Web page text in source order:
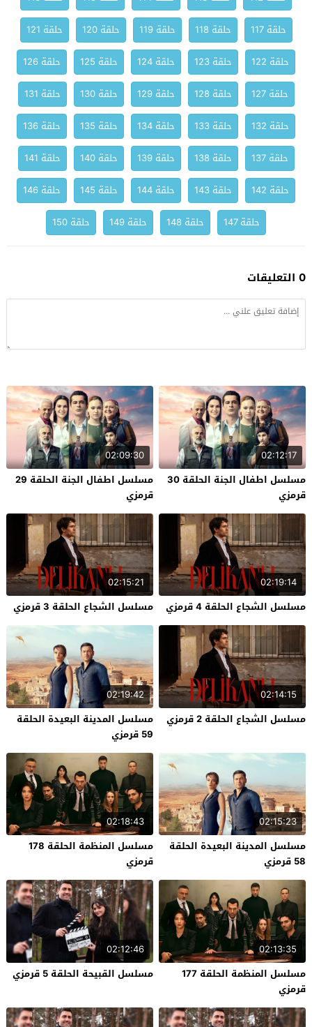
حلقة 117
حلقة 118 حلقة 119 حلقة 120
حلقة 121
حلقة 122
حلقة 123 حلقة 124 حلقة 125
حلقة 126
حلقة 127
حلقة 128 حلقة 129 حلقة 130
حلقة 131
حلقة 132
حلقة 133 حلقة 134 حلقة 135
حلقة 136
حلقة 137
حلقة 138 حلقة 139 حلقة 140
حلقة 141
حلقة 142
حلقة 143 حلقة 144 حلقة 145
حلقة 146
حلقة 147
حلقة 148 حلقة 149 حلقة 150
0 التعليقات
02:12:17
مسلسل اطفال الجنة الحلقة 30
قرمزي
02:09:30
مسلسل اطفال الجنة الحلقة 29
قرمزي
02:19:14
مسلسل الشجاع الحلقة 4 قرمزي
02:15:21
مسلسل الشجاع الحلقة 3 قرمزي
02:14:15
مسلسل الشجاع الحلقة 2 قرمزي
02:19:42
مسلسل المدينة البعيدة الحلقة
59 قرمزي
02:15:23
مسلسل المدينة البعيدة الحلقة
58 قرمزي
02:18:43
مسلسل المنظمة الحلقة 178
قرمزي
02:13:35
مسلسل المنظمة الحلقة 177
قرمزي
02:12:46
مسلسل القبيحة الحلقة 5 قرمزي